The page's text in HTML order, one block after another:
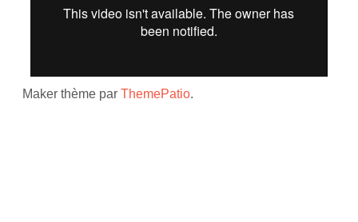
Maker thème parThemePatio.